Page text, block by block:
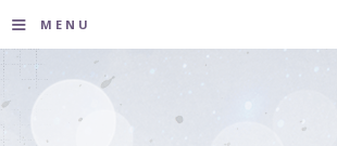
≡ MENU